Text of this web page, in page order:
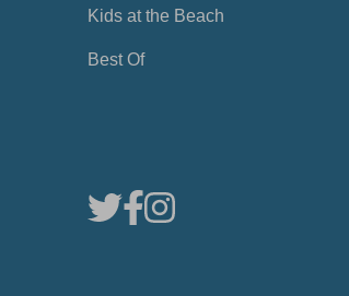
Kids at the Beach
Best Of